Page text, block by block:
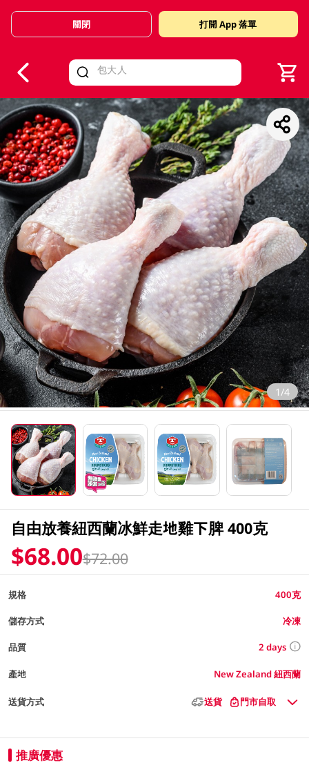
Valid Until 30 June 2026
關閉 打開 App 落單
1/4
自由放養紐西蘭冰鮮走地雞下脾 400克
$68.00$72.00
規格 400克
儲存方式 冷凍
品質 2 days
產地 New Zealand 紐西蘭
送貨方式 送貨 門市自取
推廣優惠